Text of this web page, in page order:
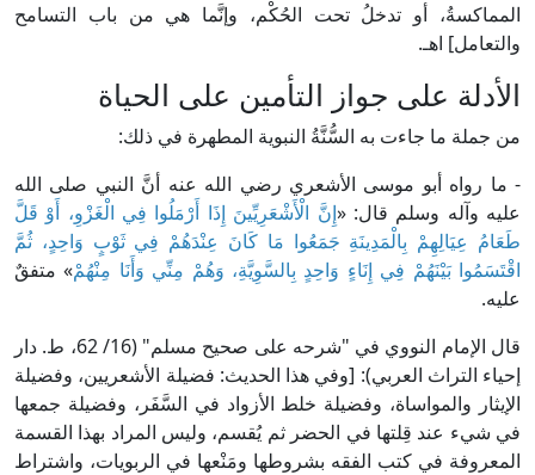
المماكسةُ، أو تدخلُ تحت الحُكْم، وإنَّما هي من باب التسامح
والتعامل] اهـ.
الأدلة على جواز التأمين على الحياة
من جملة ما جاءت به السُّنَّةُ النبوية المطهرة في ذلك:
- ما رواه أبو موسى الأشعري رضي الله عنه أنَّ النبي صلى الله
عليه وآله وسلم قال: «إِنَّ الْأَشْعَرِيِّينَ إِذَا أَرْمَلُوا فِي الْغَزْوِ، أَوْ قَلَّ
طَعَامُ عِيَالِهِمْ بِالْمَدِينَةِ جَمَعُوا مَا كَانَ عِنْدَهُمْ فِي ثَوْبٍ وَاحِدٍ، ثُمَّ
اقْتَسَمُوا بَيْنَهُمْ فِي إِنَاءٍ وَاحِدٍ بِالسَّوِيَّةِ، وَهُمْ مِنِّي وَأَنَا مِنْهُمْ» متفقٌ
عليه.
قال الإمام النووي في "شرحه على صحيح مسلم" (16/ 62، ط. دار
إحياء التراث العربي): [وفي هذا الحديث: فضيلة الأشعريين، وفضيلة
الإيثار والمواساة، وفضيلة خلط الأزواد في السَّفَر، وفضيلة جمعها
في شيء عند قِلتها في الحضر ثم يُقسم، وليس المراد بهذا القسمة
المعروفة في كتب الفقه بشروطها ومَنْعها في الربويات، واشتراط